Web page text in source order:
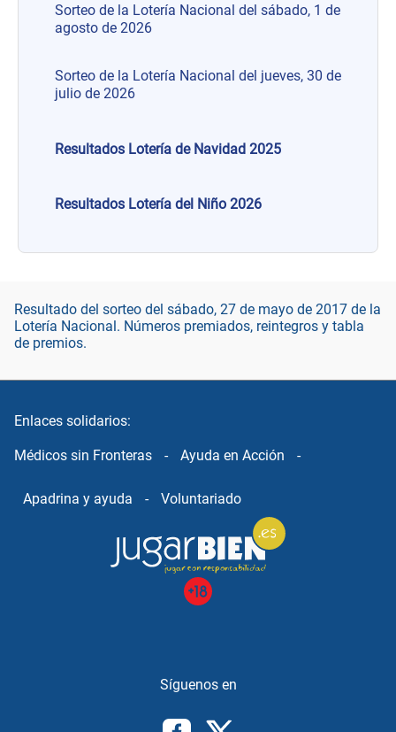
Resultado del sorteo del sábado, 27 de mayo de 2017 de la
Lotería Nacional. Números premiados, reintegros y tabla
de premios.
Sorteo de la Lotería Nacional del sábado, 1 de
agosto de 2026
Sorteo de la Lotería Nacional del jueves, 30 de
julio de 2026
Resultados Lotería de Navidad 2025
Resultados Lotería del Niño 2026
Enlaces solidarios:
Médicos sin Fronteras - Ayuda en Acción -
Apadrina y ayuda - Voluntariado